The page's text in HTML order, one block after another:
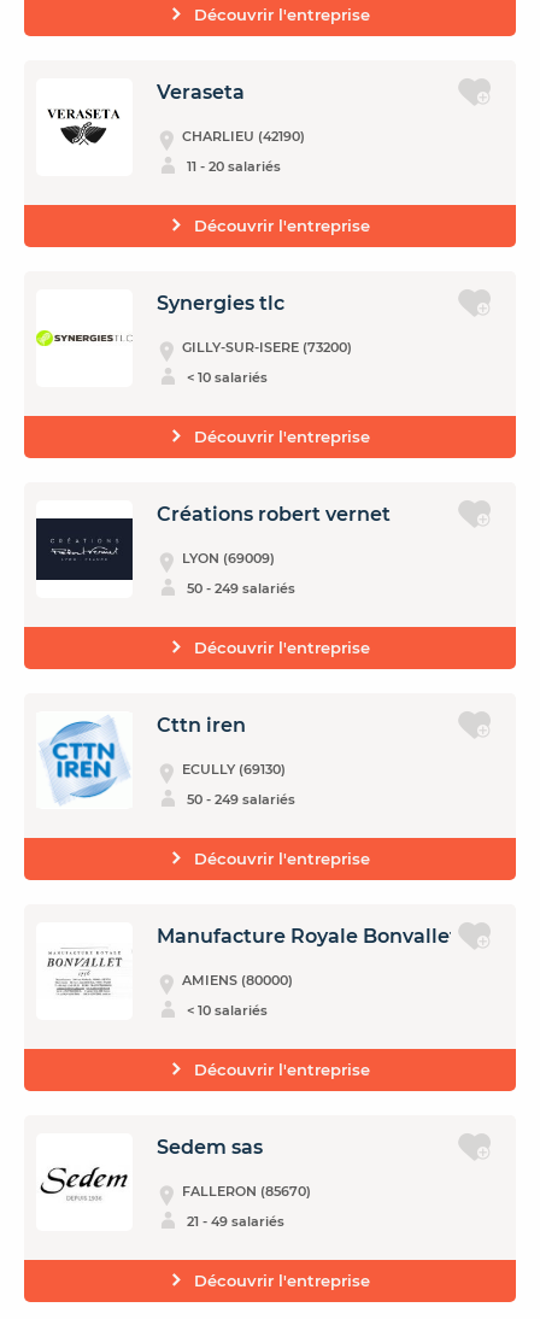
Découvrir l'entreprise
Veraseta
CHARLIEU (42190)
11 - 20 salariés
Découvrir l'entreprise
Synergies tlc
GILLY-SUR-ISERE (73200)
< 10 salariés
Découvrir l'entreprise
Créations robert vernet
LYON (69009)
50 - 249 salariés
Découvrir l'entreprise
Cttn iren
ECULLY (69130)
50 - 249 salariés
Découvrir l'entreprise
Manufacture Royale Bonvallet
AMIENS (80000)
< 10 salariés
Découvrir l'entreprise
Sedem sas
FALLERON (85670)
21 - 49 salariés
Découvrir l'entreprise